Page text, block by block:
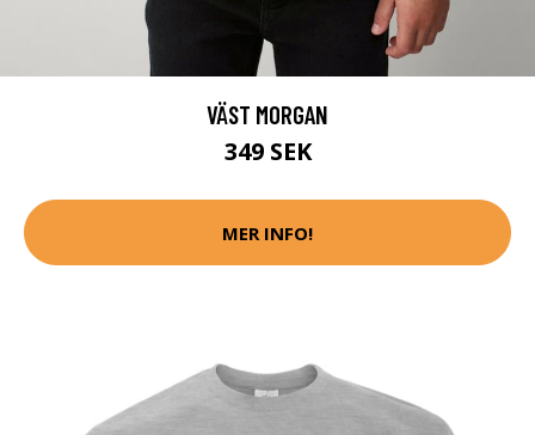
VÄST MORGAN
349 SEK
MER INFO!